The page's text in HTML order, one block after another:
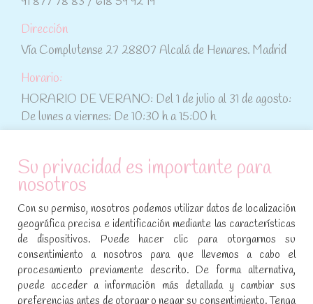
Dirección
Vía Complutense 27 28807 Alcalá de Henares. Madrid
Horario:
HORARIO DE VERANO: Del 1 de julio al 31 de agosto:
De lunes a viernes: De 10:30 h a 15:00 h
ATENCIÓN AL CLIENTE
Condiciones de compra
Aviso legal y política de privacidad
Política de cookies
SÍGUENOS EN REDES SOCIALES
Su privacidad es importante para
nosotros
Con su permiso, nosotros podemos utilizar datos de localización
geográfica precisa e identificación mediante las características
de dispositivos. Puede hacer clic para otorgarnos su
consentimiento a nosotros para que llevemos a cabo el
procesamiento previamente descrito. De forma alternativa,
puede acceder a información más detallada y cambiar sus
preferencias antes de otorgar o negar su consentimiento. Tenga